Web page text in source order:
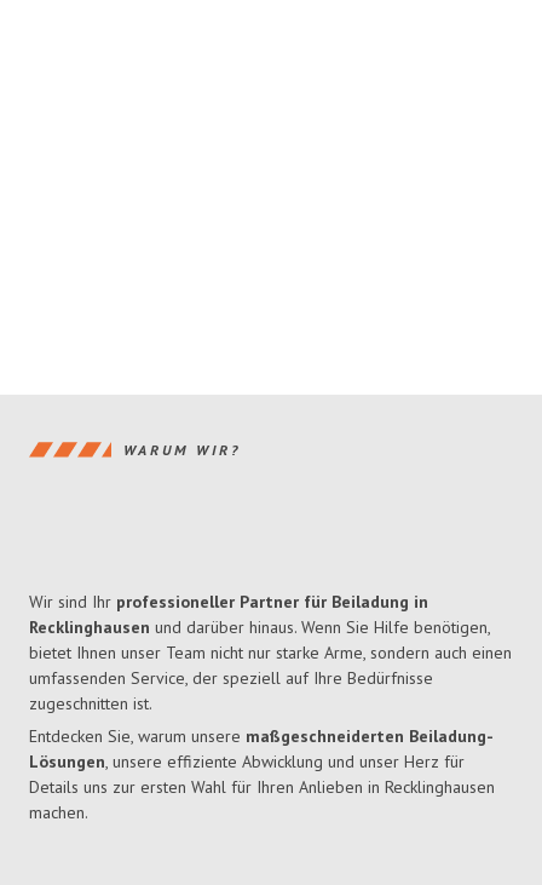
WARUM WIR?
Wir sind Ihr professioneller Partner für Beiladung in
Recklinghausen und darüber hinaus. Wenn Sie Hilfe benötigen,
bietet Ihnen unser Team nicht nur starke Arme, sondern auch einen
umfassenden Service, der speziell auf Ihre Bedürfnisse
zugeschnitten ist.
Entdecken Sie, warum unsere maßgeschneiderten Beiladung-
Lösungen, unsere effiziente Abwicklung und unser Herz für
Details uns zur ersten Wahl für Ihren Anlieben in Recklinghausen
machen.